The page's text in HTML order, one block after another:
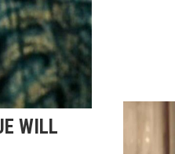
WILL